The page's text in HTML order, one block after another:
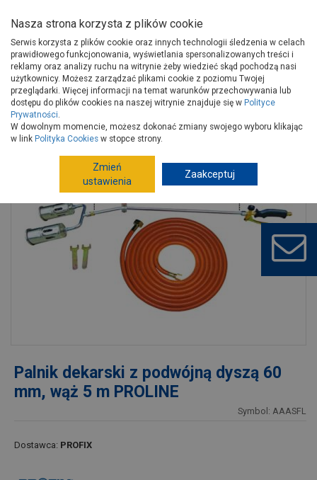
Strona główna Narzędzia
Elektronarzędzia, osprzęt
Lutownice, pistolety do kleju, opalarki
Opalarki, Palniki
Palnik dekarski z podwójną dyszą 60 mm, wąż 5 m PROLINE
Palnik dekarski z podwójną dyszą 60
mm, wąż 5 m PROLINE
Symbol: AAASFL
Dostawca: PROFIX
Nasza strona korzysta z plików cookie
Serwis korzysta z plików cookie oraz innych technologii śledzenia w celach
prawidłowego funkcjonowania, wyświetlania spersonalizowanych treści i
reklamy oraz analizy ruchu na witrynie żeby wiedzieć skąd pochodzą nasi
użytkownicy. Możesz zarządzać plikami cookie z poziomu Twojej
przeglądarki. Więcej informacji na temat warunków przechowywania lub
dostępu do plików cookies na naszej witrynie znajduje się w Polityce
Prywatności.
W dowolnym momencie, możesz dokonać zmiany swojego wyboru klikając
w link Polityka Cookies w stopce strony.
Zmień
ustawienia
Zaakceptuj